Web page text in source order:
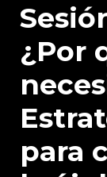
seconds
¿Por
para